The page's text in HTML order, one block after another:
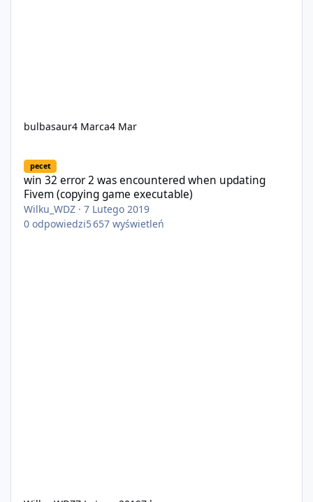
bulbasaur4 Marca4 Mar
pecet
win 32 error 2 was encountered when updating
Fivem (copying game executable)
Wilku_WDZ ·7 Lutego 2019
0 odpowiedzi5 657 wyświetleń